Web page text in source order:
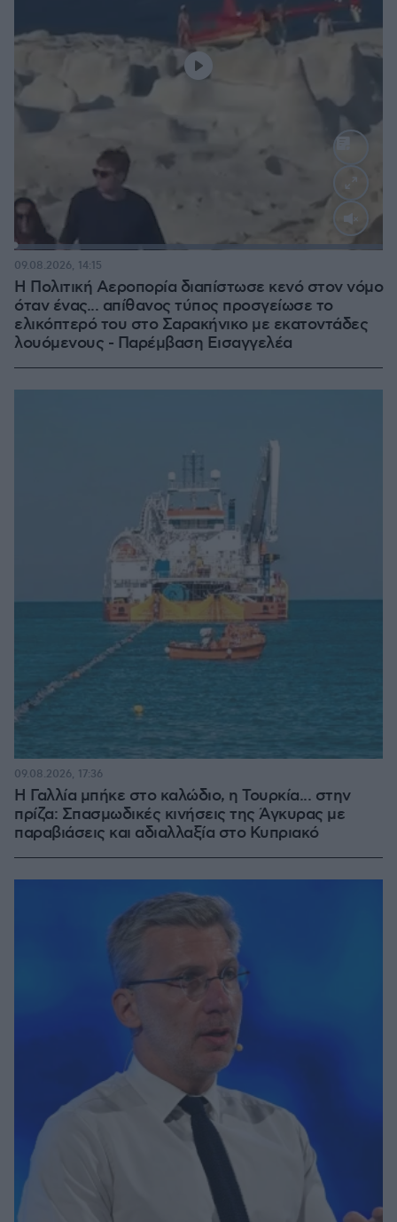
:
Η Πολιτική Αεροπορία διαπίστωσε κενό στον νόμο
όταν ένας... απίθανος τύπος προσγείωσε το
ελικόπτερό του στο Σαρακήνικο με εκατοντάδες
λουόμενους - Παρέμβαση Εισαγγελέα
09.08.2026, 14:15
Η Γαλλία μπήκε στο καλώδιο, η Τουρκία... στην
πρίζα: Σπασμωδικές κινήσεις της Άγκυρας με
παραβιάσεις και αδιαλλαξία στο Κυπριακό
09.08.2026, 17:36